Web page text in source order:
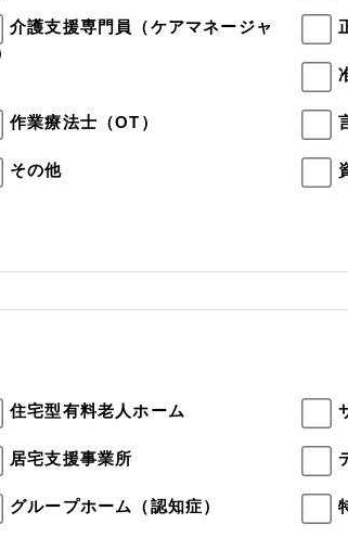
介護支援専門員（ケアマネージャ
作業療法士（OT）
その他
住宅型有料老人ホーム
居宅支援事業所
グループホーム（認知症）